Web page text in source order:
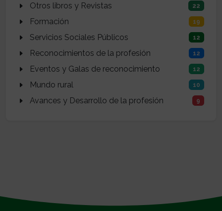
Otros libros y Revistas 22
Formación 19
Servicios Sociales Públicos 12
Reconocimientos de la profesión 12
Eventos y Galas de reconocimiento 12
Mundo rural 10
Avances y Desarrollo de la profesión 9